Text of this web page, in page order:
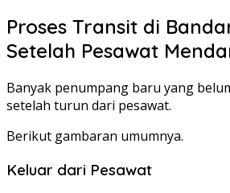
Proses Transit di
Setelah Pesawat
Banyak penumpang baru yang
setelah turun dari pesawat.
Berikut gambaran umumnya.
Keluar dari Pesawat